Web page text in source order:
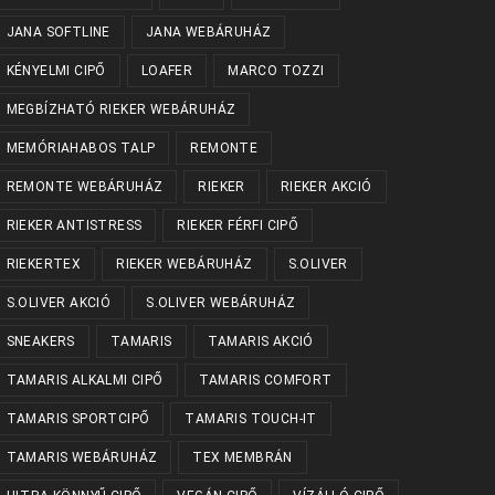
JANA SOFTLINE JANA WEBÁRUHÁZ
KÉNYELMI CIPŐ LOAFER MARCO TOZZI
MEGBÍZHATÓ RIEKER WEBÁRUHÁZ
MEMÓRIAHABOS TALP REMONTE
REMONTE WEBÁRUHÁZ RIEKER RIEKER AKCIÓ
RIEKER ANTISTRESS RIEKER FÉRFI CIPŐ
RIEKERTEX RIEKER WEBÁRUHÁZ S.OLIVER
S.OLIVER AKCIÓ S.OLIVER WEBÁRUHÁZ
SNEAKERS TAMARIS TAMARIS AKCIÓ
TAMARIS ALKALMI CIPŐ TAMARIS COMFORT
TAMARIS SPORTCIPŐ TAMARIS TOUCH-IT
TAMARIS WEBÁRUHÁZ TEX MEMBRÁN